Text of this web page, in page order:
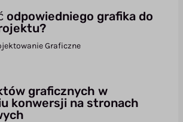
odpowiedniego grafika do
Graficzne
graficznych w
konwersji na stronach